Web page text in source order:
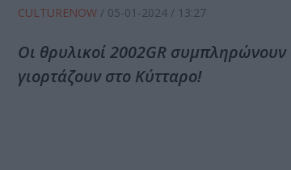
CULTURENOW / 05-01-2024 / 13:27
Οι θρυλικοί 2002GR
γιορτάζουν στο Κύτταρο!